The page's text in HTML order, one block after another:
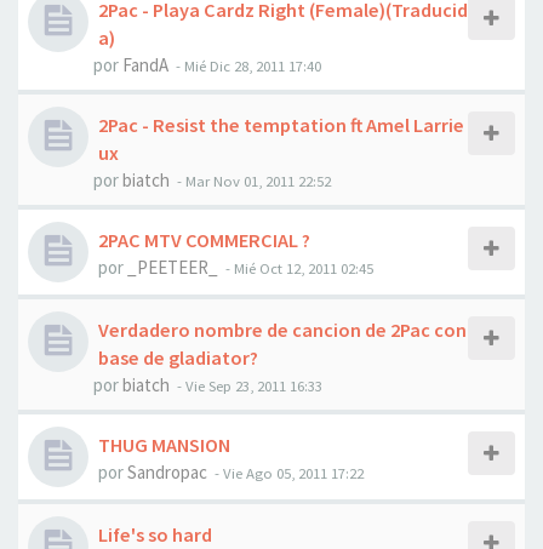
2Pac - Playa Cardz Right (Female)(Traducid
a)
por FandA - Mié Dic 28, 2011 17:40
2Pac - Resist the temptation ft Amel Larrie
ux
porbiatch - Mar Nov 01, 2011 22:52
2PAC MTV COMMERCIAL ?
por _PEETEER_ - Mié Oct 12, 2011 02:45
Verdadero nombre de cancion de 2Pac con
base de gladiator?
porbiatch -Vie Sep 23, 2011 16:33
THUG MANSION
porSandropac -Vie Ago 05, 2011 17:22
Life's so hard